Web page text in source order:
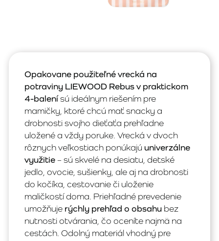
Opakovane použiteľné vrecká na
potraviny LIEWOOD Rebus v praktickom
4-balenísú ideálnym riešením pre
mamičky, ktoré chcú mať snacky a
drobnosti svojho dieťaťa prehľadne
uložené a vždy poruke. Vrecká v dvoch
rôznych veľkostiach ponúkajú univerzálne
využitie– sú skvelé na desiatu, detské
jedlo, ovocie, sušienky, ale aj na drobnosti
do kočíka, cestovanie či uloženie
maličkostí doma. Priehľadné prevedenie
umožňuje rýchly prehľad o obsahu bez
nutnosti otvárania, čo oceníte najmä na
cestách. Odolný materiál vhodný pre